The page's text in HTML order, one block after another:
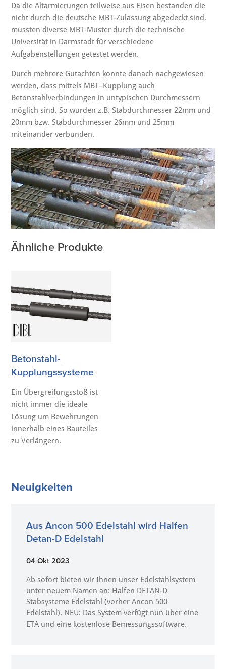
Da die Altarmierungen teilweise aus Eisen bestanden die
nicht durch die deutsche MBT-Zulassung abgedeckt sind,
mussten diverse MBT-Muster durch die technische
Universität in Darmstadt für verschiedene
Aufgabenstellungen getestet werden.
Durch mehrere Gutachten konnte danach nachgewiesen
werden, dass mittels MBT–Kupplung auch
Betonstahlverbindungen in untypischen Durchmessern
möglich sind. So wurden z.B. Stabdurchmesser 22mm und
20mm bzw. Stabdurchmesser 26mm und 25mm
miteinander verbunden.
Ähnliche Produkte
Betonstahl-
Kupplungssysteme
Ein Übergreifungsstoß ist
nicht immer die ideale
Lösung um Bewehrungen
innerhalb eines Bauteiles
zu Verlängern.
Neuigkeiten
Aus Ancon 500 Edelstahl wird Halfen
Detan-D Edelstahl
04 Okt 2023
Ab sofort bieten wir Ihnen unser Edelstahlsystem
unter neuem Namen an: Halfen DETAN-D
Stabsysteme Edelstahl (vorher Ancon 500
Edelstahl). NEU: Das System verfügt nun über eine
ETA und eine kostenlose Bemessungssoftware.